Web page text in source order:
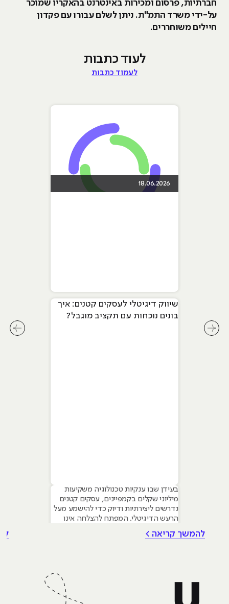
חברתיות, פרסום ומכירות באינטרנט בהאקריו שמוכר
על-ידי משרד התמ"ת. ניתן לשלם עבורו עם פקדון
חיילים משוחררים.
לעוד כתבות
לעמוד כתבות
18.06.2026
שיווק דיגיטלי לעסקים קטנים: איך
בונים נוכחות עם תקציב מוגבל?
בעידן שבו ענקיות טכנולוגיה משקיעות
מיליוני שקלים בקמפיינים, עסקים קטנים
נדרשים ליצירתיות ודיוק כדי להישמע מעל
הרעש הדיגיטלי. המפתח להצלחה אינו
עקרונות של שיווק דיגיטלי לעסקים קטנים
להמשך קריאה >
לחץ לחץ לשיקופית קודמת בסליידר מאמרים